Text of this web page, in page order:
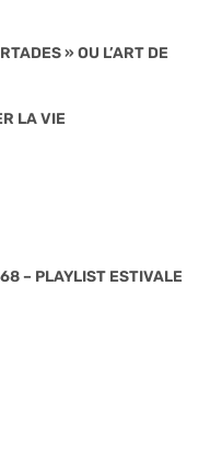
» OU L’ART DE
LA VIE
– PLAYLIST ESTIVALE